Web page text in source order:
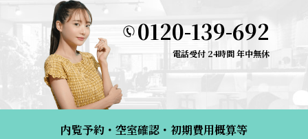
0120-139-692
電話受付 24時間 年中無休
内覧予約・空室確認・初期費用概算等